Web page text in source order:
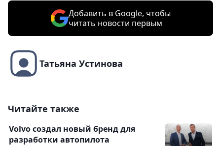
Добавить в Google, чтобы
читать новости первым
Татьяна Устинова
Читайте также
Volvo создал новый бренд для
разработки автопилота